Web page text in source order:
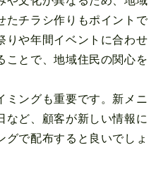
たチラシ作りもポイントで
りや年間イベントに合わせ
ことで、地域住民の関心を
ミングも重要です。新メニ
など、顧客が新しい情報に
グで配布すると良いでしょ